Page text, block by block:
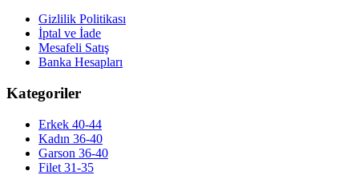
Gizlilik Politikası
İptal ve İade
Mesafeli Satış
Banka Hesapları
Kategoriler
Erkek 40-44
Kadın 36-40
Garson 36-40
Filet 31-35